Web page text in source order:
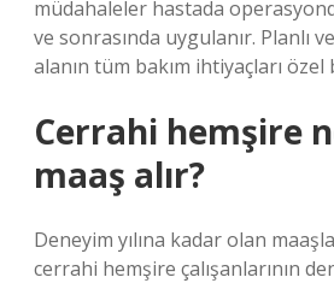
müdahaleler hastada
ve sonrasında uygulanır. Planlı
alanın tüm bakım ihtiyaçları özel
Cerrahi hemşire
maaş alır?
Deneyim yılına kadar olan
cerrahi hemşire çalışanlarının